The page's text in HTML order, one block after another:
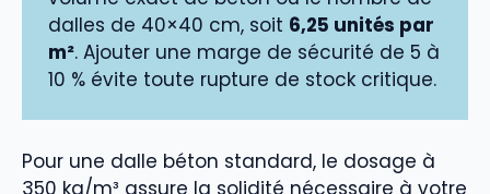
dalles de 40×40 cm, soit 6,25 unités par
m². Ajouter une marge de sécurité de 5 à
10 % évite toute rupture de stock critique.
Pour une dalle béton standard, le dosage à
350 kg/m³ assure la solidité nécessaire à votre